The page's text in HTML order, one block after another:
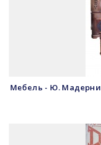
Мебель - Ю.